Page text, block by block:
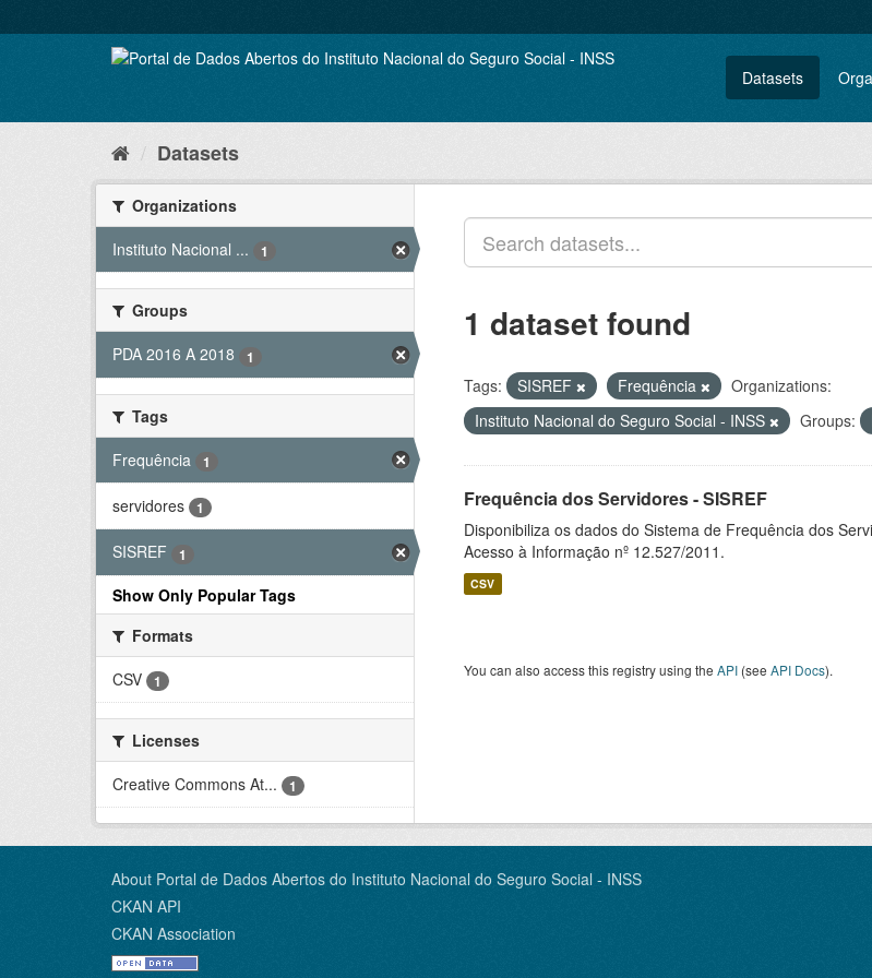
to
Datasets
Datasets
Organizations
Instituto Nacional ...
1
Groups
PDA 2016 A 2018
1
Tags
Frequência
1
servidores 1
SISREF 1
Show Only Popular Tags
Formats
CSV
1
Licenses
Creative Commons At...
1
1 dataset found
Tags: SISREF Frequência
Organizations:
Instituto Nacional do Seguro Social - INSS
Groups:
Frequência dos Servidores - SISREF
Disponibiliza os dados do Sistema de Frequência dos
Acesso à Informação nº 12.527/2011.
CSV
You can also access this registry using the API (see API Docs).
About Portal de Dados Abertos do Instituto Nacional do Seguro Social - INSS
CKAN API
CKAN Association